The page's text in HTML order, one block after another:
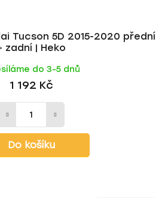
Tucson 5D 2015-2020 přední
zadní | Heko
do 3-5 dnů
1 192 Kč
Do košíku